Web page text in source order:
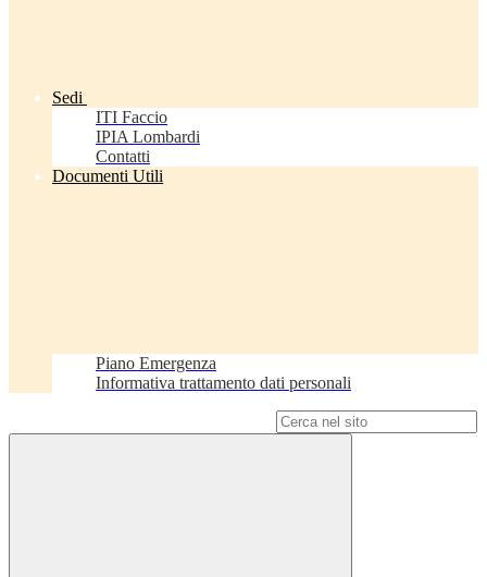
Sedi
ITI Faccio
IPIA Lombardi
Contatti
Documenti Utili
Piano Emergenza
Informativa trattamento dati personali